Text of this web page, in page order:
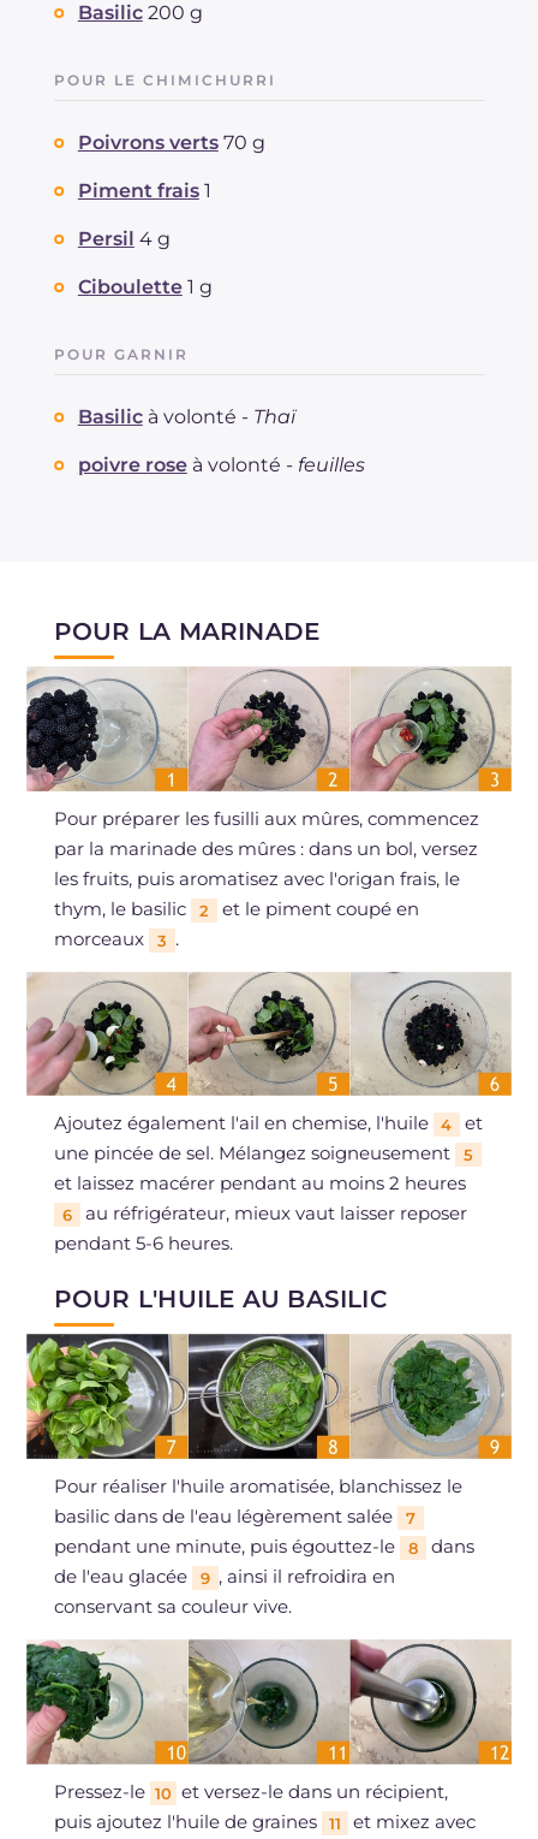
Basilic 200 g
POUR LE CHIMICHURRI
Poivrons verts 70 g
Piment frais 1
Persil 4 g
Ciboulette 1 g
POUR GARNIR
Basilic à volonté - Thaï
poivre rose à volonté - feuilles
POUR LA MARINADE
Pour préparer les fusilli aux mûres, commencez
par la marinade des mûres : dans un bol, versez
les fruits, puis aromatisez avec l'origan frais, le
thym, le basilic
2
et le piment coupé en
morceaux
3 .
Ajoutez également l'ail en chemise, l'huile 4
et
une pincée de sel. Mélangez soigneusement
5
et laissez macérer pendant au moins 2 heures
6
au réfrigérateur, mieux vaut laisser reposer
pendant 5-6 heures.
POUR L'HUILE AU BASILIC
Pour réaliser l'huile aromatisée, blanchissez le
basilic dans de l'eau légèrement salée
7
pendant une minute, puis égouttez-le 8
dans
de l'eau glacée
9 , ainsi il refroidira en
conservant sa couleur vive.
Pressez-le 10 et versez-le dans un récipient,
puis ajoutez l'huile de graines
11
et mixez avec